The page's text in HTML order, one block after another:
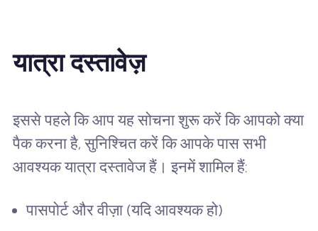
यात्रा दस्तावेज़
इससे पहले कि आप यह सोचना शुरू करें कि आपको क्या
पैक करना है, सुनिश्चित करें कि आपके पास सभी
आवश्यक यात्रा दस्तावेज हैं। इनमें शामिल हैं:
पासपोर्ट और वीज़ा (यदि आवश्यक हो)